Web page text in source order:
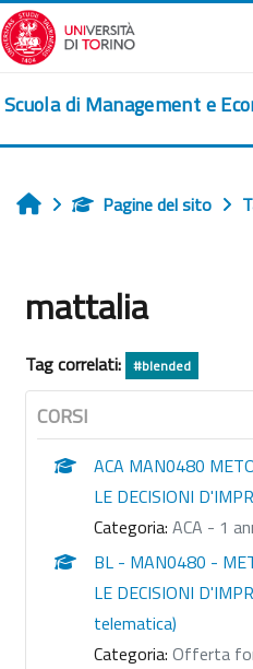
Vai al contenuto principale
Scuola di Management e
HomePagine del sito
mattalia
Tag correlati: #blended
CORSI
ACA MAN0480
LE DECISIONI
Categoria: ACA - 1
BL - MAN0480 -
LE DECISIONI
telematica)
Categoria: Offerta